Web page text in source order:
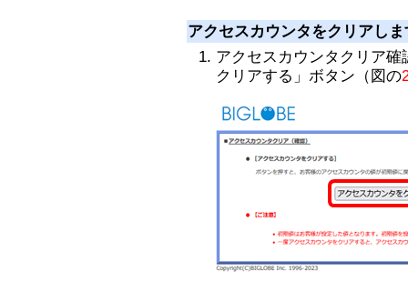
アクセスカウンタをクリアしま
アクセスカウンタクリア
クリアする」ボタン（図の